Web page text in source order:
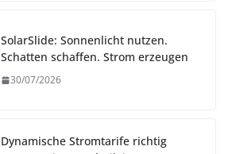
SolarSlide: Sonnenlicht nutzen.
Schatten schaffen. Strom erzeugen
30/07/2026
Dynamische Stromtarife richtig